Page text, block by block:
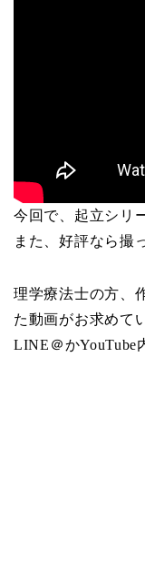
今回で、起立シリ
また、好評なら撮
理学療法士の方、
た動画がお求めて
LINE＠かYouTube